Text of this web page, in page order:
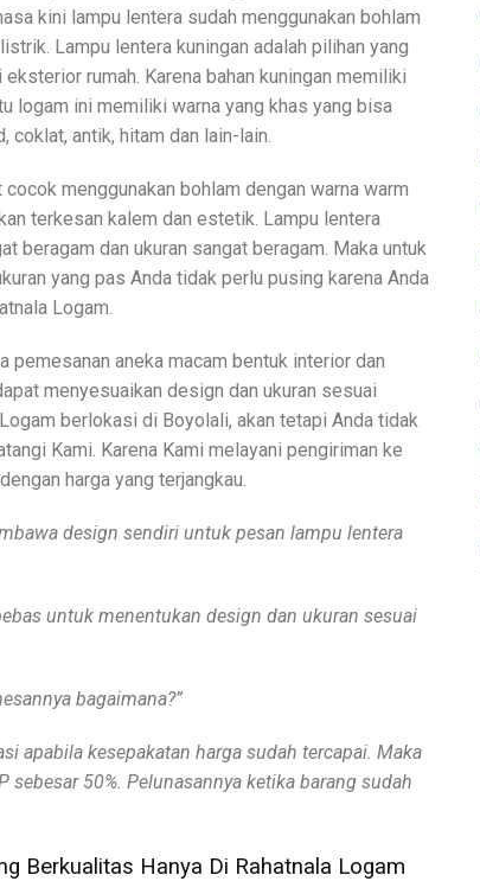
kini lampu lentera sudah menggunakan bohlam
Lampu lentera kuningan adalah pilihan yang
rumah. Karena bahan kuningan memiliki
logam ini memiliki warna yang khas yang bisa
coklat, antik, hitam dan lain-lain.
menggunakan bohlam dengan warna warm
terkesan kalem dan estetik. Lampu lentera
beragam dan ukuran sangat beragam. Maka untuk
yang pas Anda tidak perlu pusing karena Anda
Logam.
pemesanan aneka macam bentuk interior dan
menyesuaikan design dan ukuran sesuai
berlokasi di Boyolali, akan tetapi Anda tidak
Kami. Karena Kami melayani pengiriman ke
harga yang terjangkau.
design sendiri untuk pesan lampu lentera
untuk menentukan design dan ukuran sesuai
bagaimana?”
apabila kesepakatan harga sudah tercapai. Maka
sebesar 50%. Pelunasannya ketika barang sudah
Berkualitas Hanya Di Rahatnala Logam